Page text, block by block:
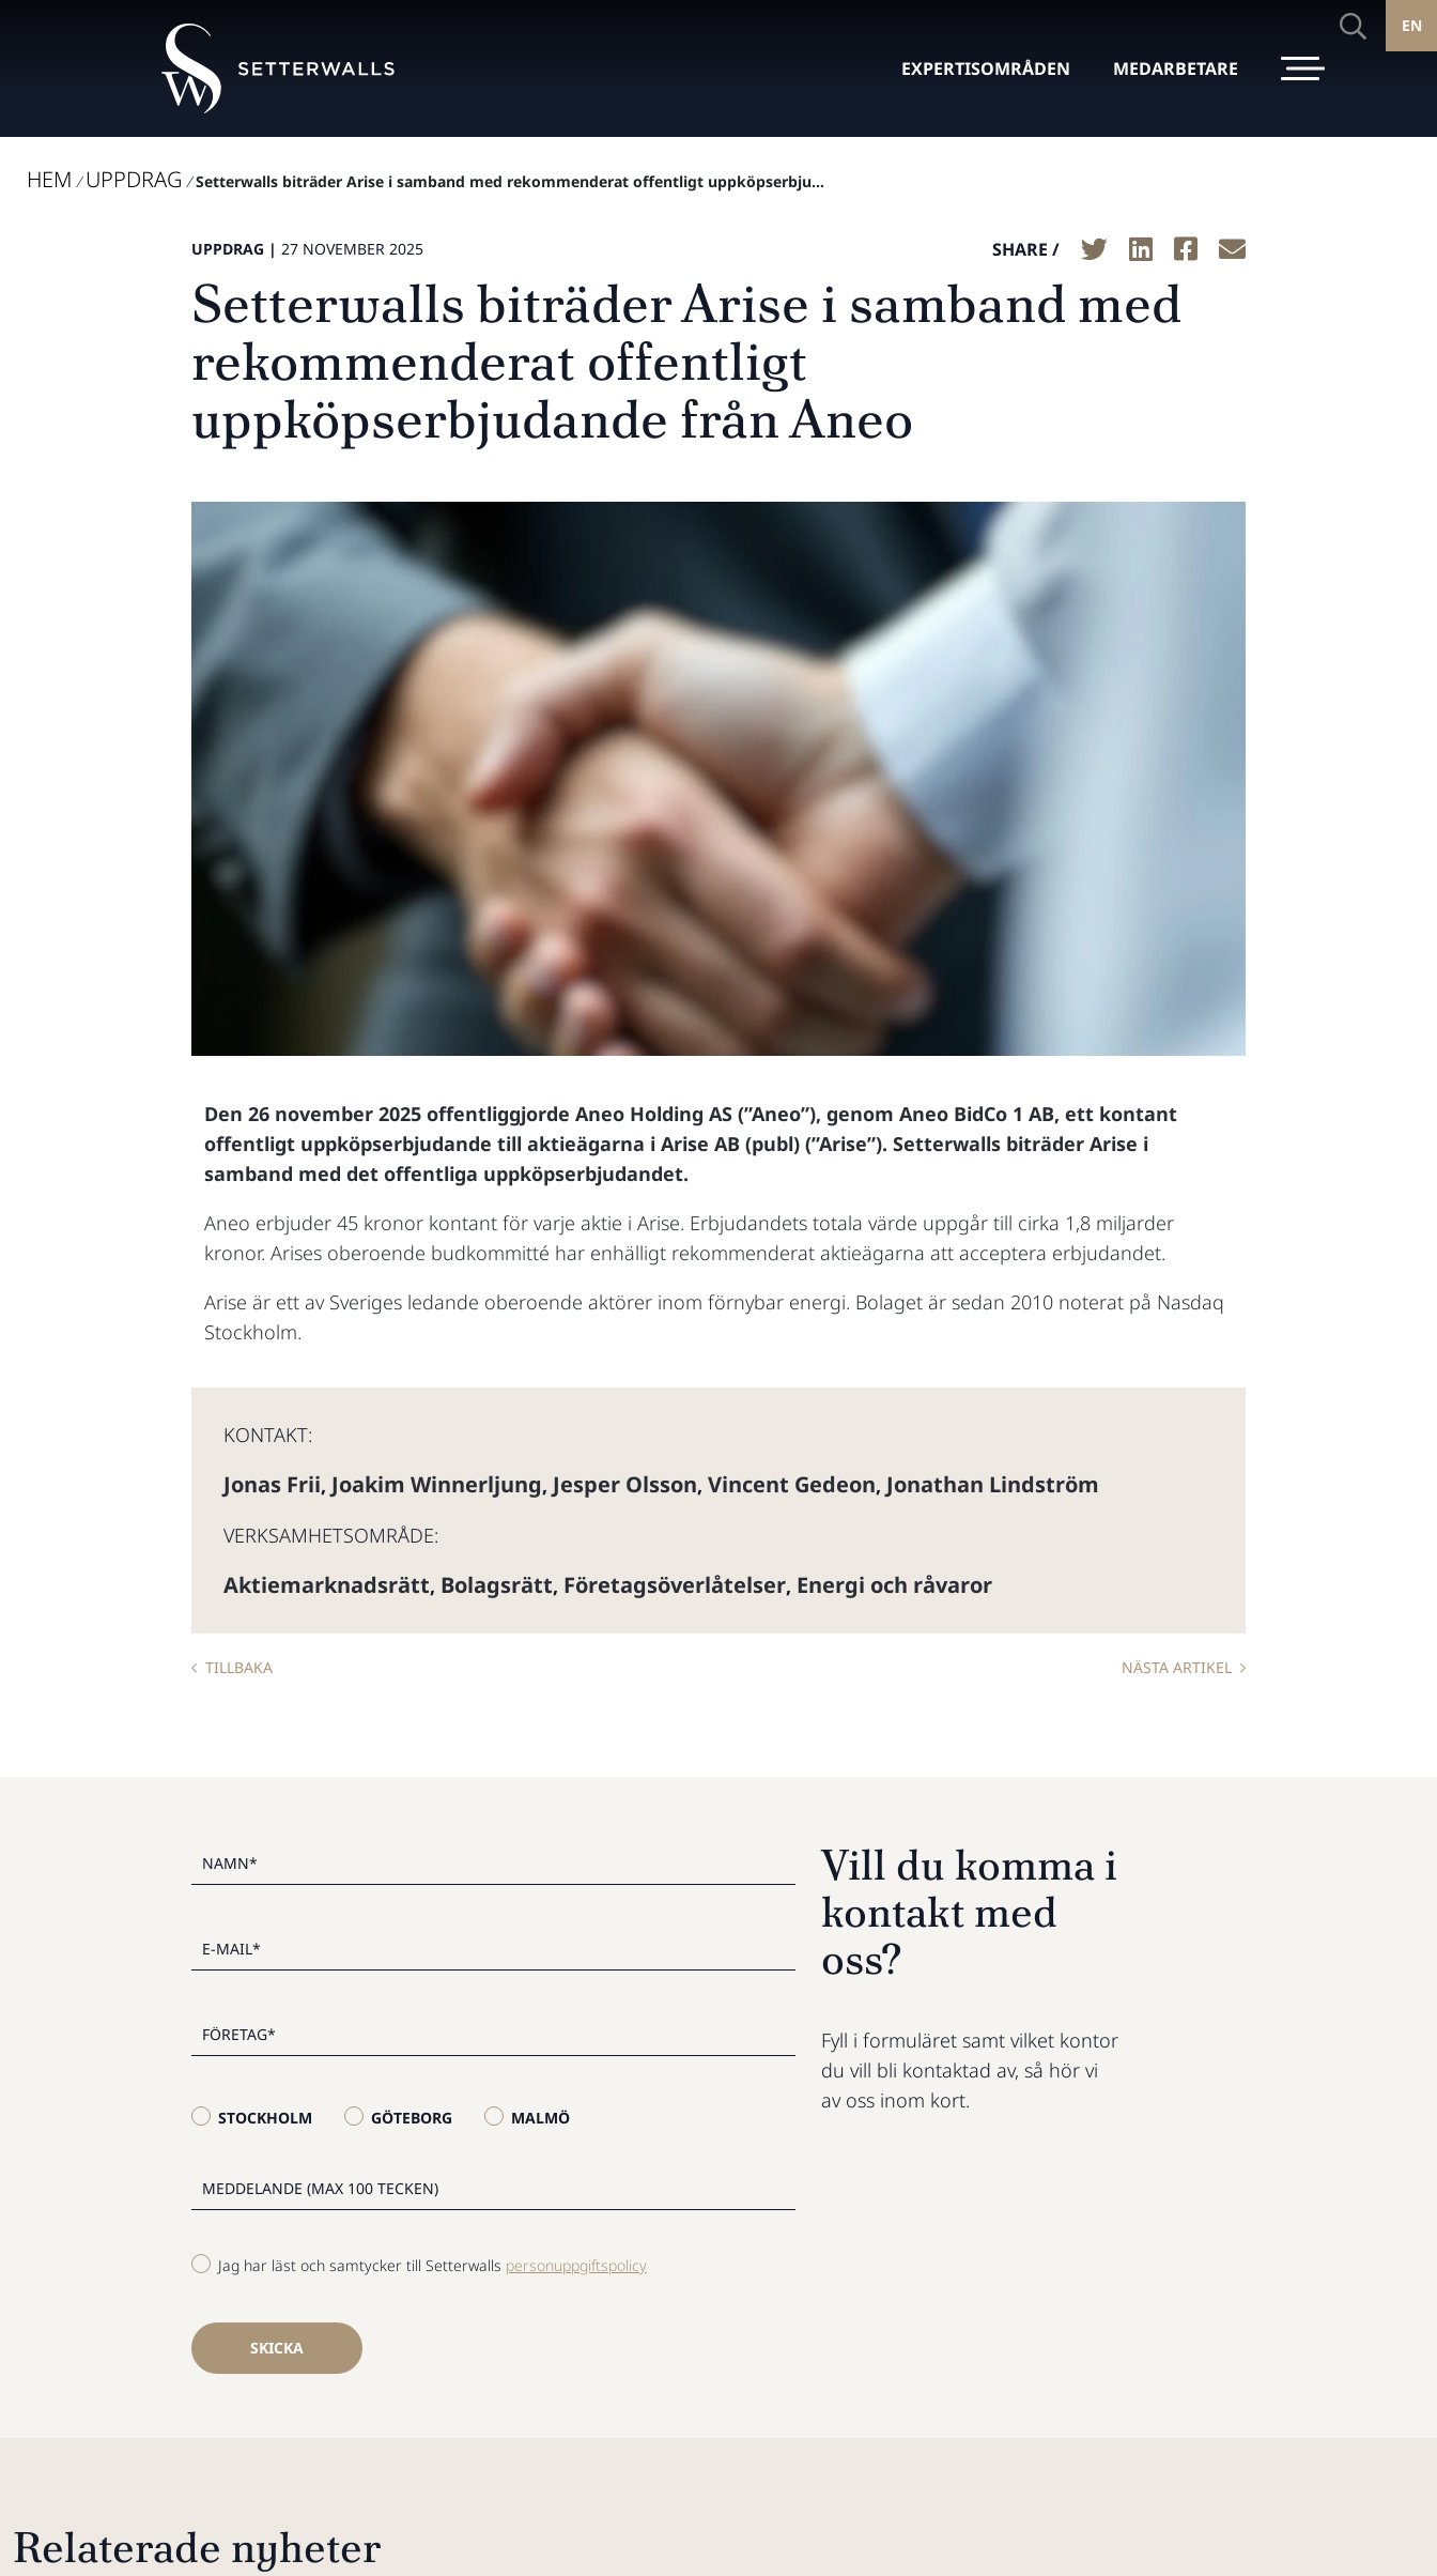
EXPERTISOMRÅDEN MEDARBETARE
EN
HEM / UPPDRAG / Setterwalls biträder Arise i samband med rekommenderat offentligt uppköpserbju...
UPPDRAG | 27 NOVEMBER 2025 SHARE /
Setterwalls biträder Arise i samband med
rekommenderat offentligt
uppköpserbjudande från Aneo
Den 26 november 2025 offentliggjorde Aneo Holding AS (”Aneo”), genom Aneo BidCo 1 AB, ett kontant
offentligt uppköpserbjudande till aktieägarna i Arise AB (publ) (”Arise”). Setterwalls biträder Arise i
samband med det offentliga uppköpserbjudandet.
Aneo erbjuder 45 kronor kontant för varje aktie i Arise. Erbjudandets totala värde uppgår till cirka 1,8 miljarder
kronor. Arises oberoende budkommitté har enhälligt rekommenderat aktieägarna att acceptera erbjudandet.
Arise är ett av Sveriges ledande oberoende aktörer inom förnybar energi. Bolaget är sedan 2010 noterat på Nasdaq
Stockholm.
KONTAKT:
Jonas Frii, Joakim Winnerljung, Jesper Olsson, Vincent Gedeon, Jonathan Lindström
VERKSAMHETSOMRÅDE:
Aktiemarknadsrätt, Bolagsrätt, Företagsöverlåtelser, Energi och råvaror
TILLBAKA NÄSTA ARTIKEL
STOCKHOLM GÖTEBORG MALMÖ
Jag har läst och samtycker till Setterwalls personuppgiftspolicy
SKICKA
Vill du komma i
kontakt med
oss?
Fyll i formuläret samt vilket kontor
du vill bli kontaktad av, så hör vi
av oss inom kort.
Relaterade nyheter